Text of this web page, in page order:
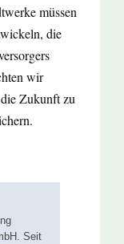
müssen
die
wir
Zukunft zu
Seit